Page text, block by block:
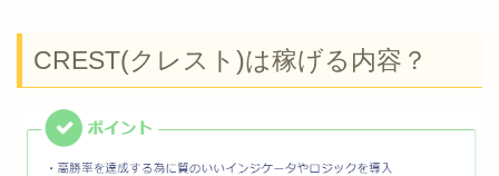
CREST(クレスト)は稼げる内容？